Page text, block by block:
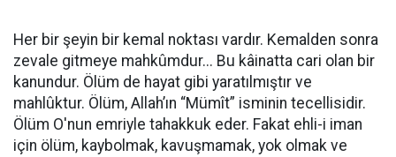
Her bir şeyin bir kemal noktası vardır. Kemalden sonra
zevale gitmeye mahkûmdur... Bu kâinatta cari olan bir
kanundur. Ölüm de hayat gibi yaratılmıştır ve
mahlûktur. Ölüm, Allah’ın “Mümît” isminin tecellisidir.
Ölüm O'nun emriyle tahakkuk eder. Fakat ehli-i iman
için ölüm, kaybolmak, kavuşmamak, yok olmak ve